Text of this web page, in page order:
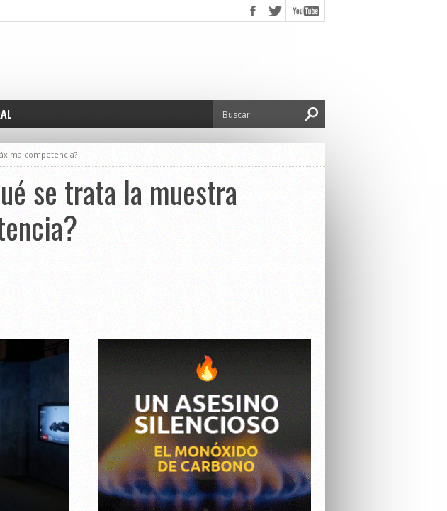
competencia?
se trata la muestra